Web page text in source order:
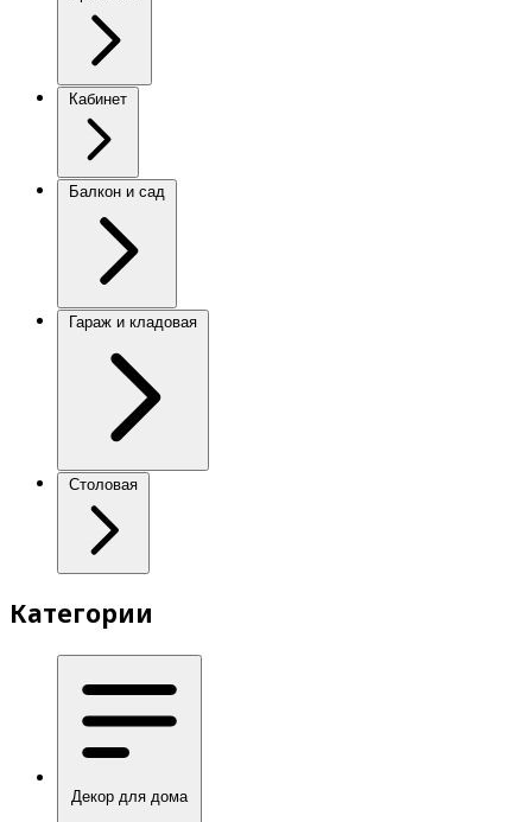
Кабинет
Балкон и сад
Гараж и кладовая
Столовая
Категории
Декор для дома